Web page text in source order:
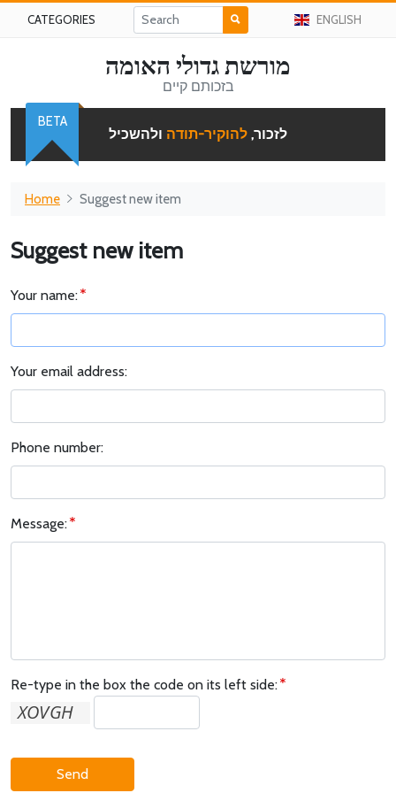
CATEGORIES ENGLISH
מורשת גדולי האומה
בזכותם קיים
לזכור, להוקיר-תודה ולהשכיל
BETA
Home Suggest new item
Suggest new item
Your name:
Your email address:
Phone number:
Message:
Re-type in the box the code on its left side:
Send